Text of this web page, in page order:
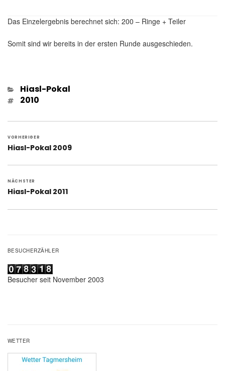
Das Einzelergebnis berechnet sich: 200 – Ringe + Teiler
Somit sind wir bereits in der ersten Runde ausgeschieden.
Kategorien
Hiasl-Pokal
Schlagwörter
2010
VORHERIGER
Vorheriger
Hiasl-Pokal 2009
NÄCHSTER
Nächster
Hiasl-Pokal 2011
BESUCHERZÄHLER
Besucher seit November 2003
WETTER